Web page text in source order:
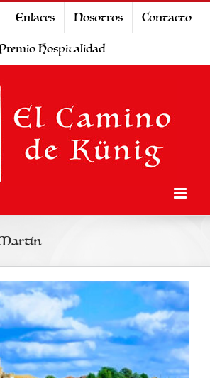
Enlaces Nosotros
Contacto
Hospitalidad